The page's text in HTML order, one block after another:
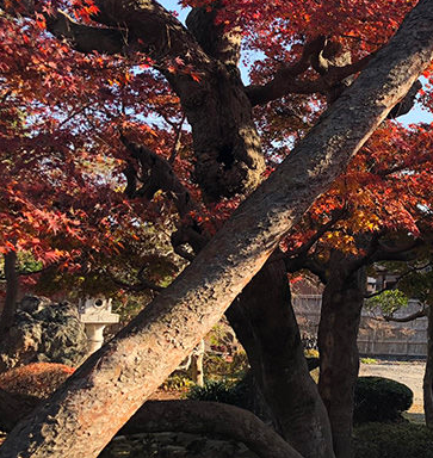
活用推進協
光友好交流
おすすめスポット
おすすめグルメ
ライドプラン
サイクリストにやさしい宿
レンタサイクル
サイクルサポートステーション
自転車修理施設
サポートライダー
奥久慈里山ヒルクライムルート利活用推進
協議会